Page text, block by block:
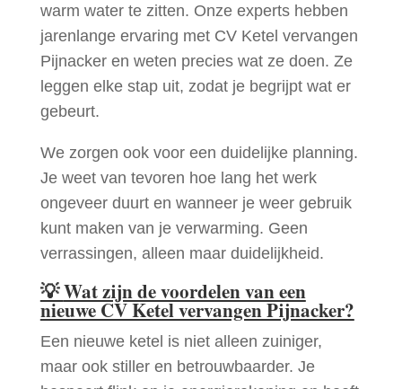
warm water te zitten. Onze experts hebben
jarenlange ervaring met CV Ketel vervangen
Pijnacker en weten precies wat ze doen. Ze
leggen elke stap uit, zodat je begrijpt wat er
gebeurt.
We zorgen ook voor een duidelijke planning.
Je weet van tevoren hoe lang het werk
ongeveer duurt en wanneer je weer gebruik
kunt maken van je verwarming. Geen
verrassingen, alleen maar duidelijkheid.
💡Wat zijn de voordelen van een
nieuwe CV Ketel vervangen Pijnacker?
Een nieuwe ketel is niet alleen zuiniger,
maar ook stiller en betrouwbaarder. Je